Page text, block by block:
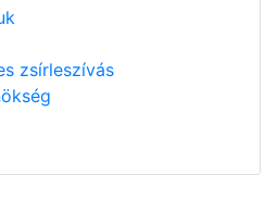
zsírleszívás